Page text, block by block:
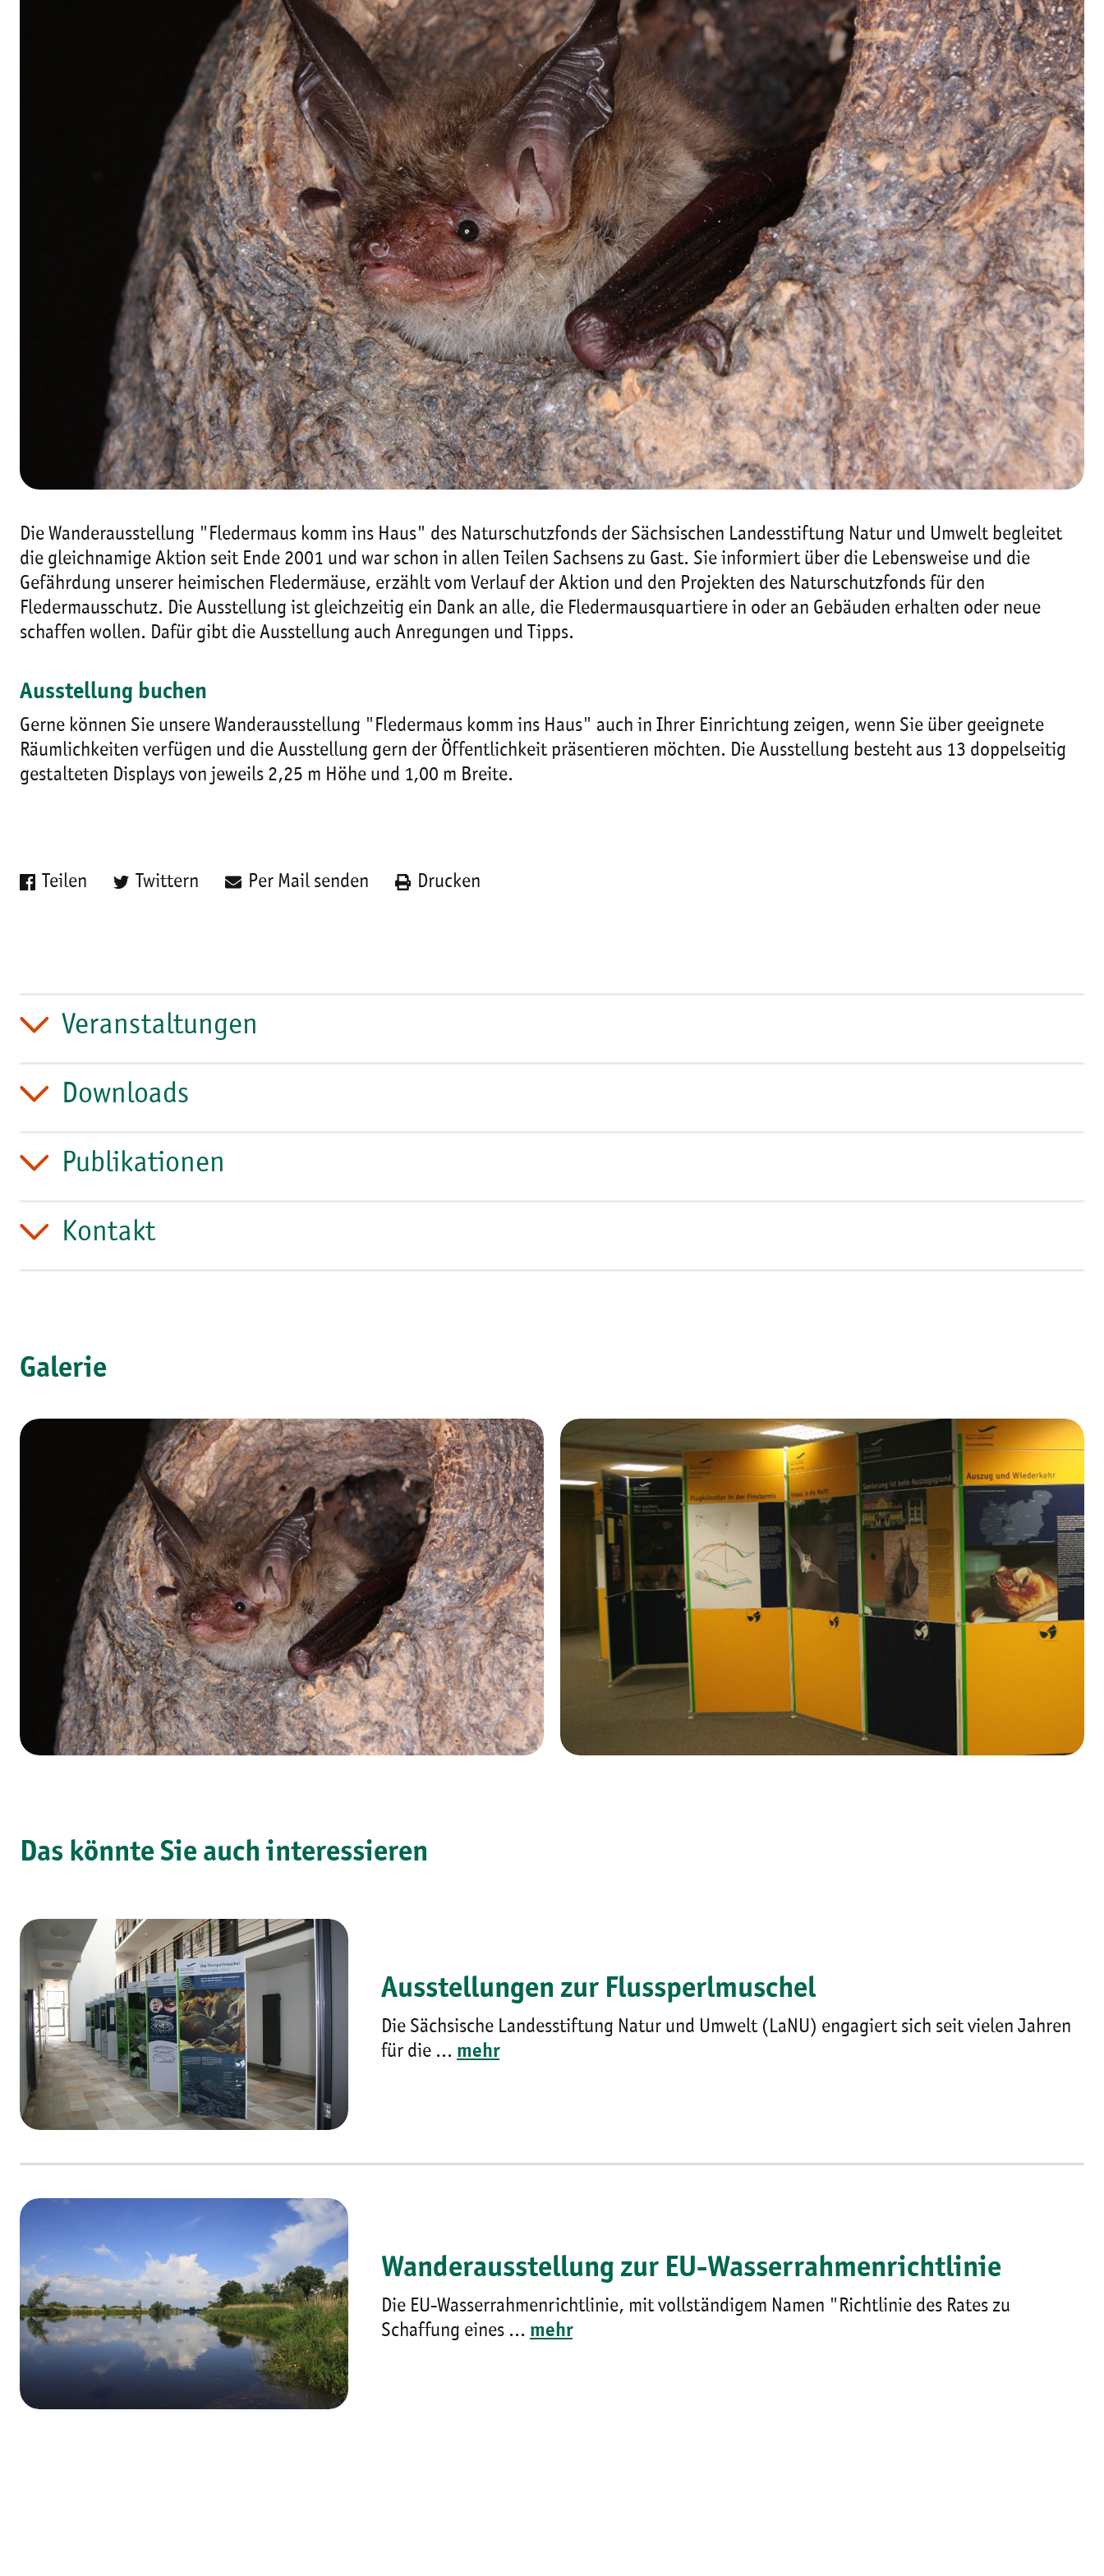
Die Wanderausstellung "Fledermaus komm ins Haus" des Naturschutzfonds der Sächsischen Landesstiftung Natur und Umwelt begleitet
die gleichnamige Aktion seit Ende 2001 und war schon in allen Teilen Sachsens zu Gast. Sie informiert über die Lebensweise und die
Gefährdung unserer heimischen Fledermäuse, erzählt vom Verlauf der Aktion und den Projekten des Naturschutzfonds für den
Fledermausschutz. Die Ausstellung ist gleichzeitig ein Dank an alle, die Fledermausquartiere in oder an Gebäuden erhalten oder neue
schaffen wollen. Dafür gibt die Ausstellung auch Anregungen und Tipps.
Ausstellung buchen
Gerne können Sie unsere Wanderausstellung "Fledermaus komm ins Haus" auch in Ihrer Einrichtung zeigen, wenn Sie über geeignete
Räumlichkeiten verfügen und die Ausstellung gern der Öffentlichkeit präsentieren möchten. Die Ausstellung besteht aus 13 doppelseitig
gestalteten Displays von jeweils 2,25 m Höhe und 1,00 m Breite.
Teilen Twittern Per Mail senden Drucken
Veranstaltungen
Downloads
Publikationen
Kontakt
Galerie
Das könnte Sie auch interessieren
Ausstellungen zur Flussperlmuschel
Die Sächsische Landesstiftung Natur und Umwelt (LaNU) engagiert sich seit vielen Jahren
für die ... mehr
Wanderausstellung zur EU-Wasserrahmenrichtlinie
Die EU-Wasserrahmenrichtlinie, mit vollständigem Namen "Richtlinie des Rates zu
Schaffung eines ... mehr